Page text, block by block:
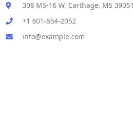
308 MS-16 W, Carthage, MS 39051
+1 601-654-2052
info@example.com